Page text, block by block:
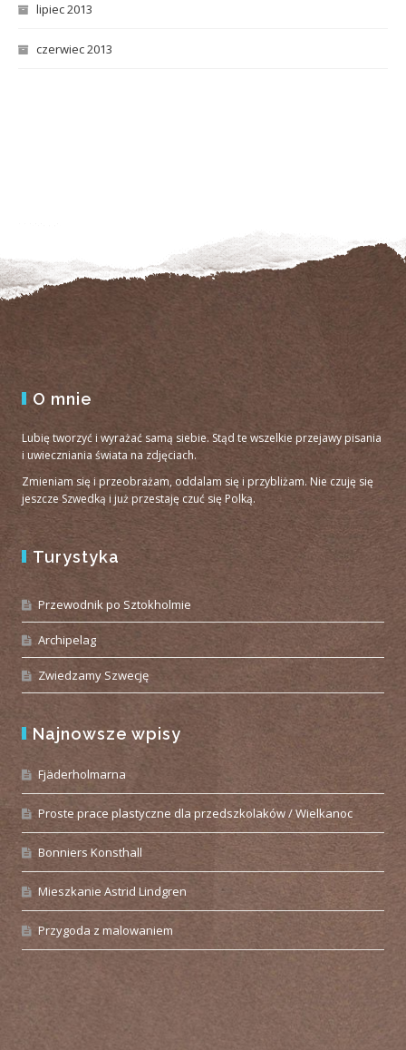
lipiec 2013
czerwiec 2013
O mnie
Lubię tworzyć i wyrażać samą siebie. Stąd te wszelkie przejawy pisania
i uwieczniania świata na zdjęciach.
Zmieniam się i przeobrażam, oddalam się i przybliżam. Nie czuję się
jeszcze Szwedką i już przestaję czuć się Polką.
Turystyka
Przewodnik po Sztokholmie
Archipelag
Zwiedzamy Szwecję
Najnowsze wpisy
Fjäderholmarna
Proste prace plastyczne dla przedszkolaków / Wielkanoc
Bonniers Konsthall
Mieszkanie Astrid Lindgren
Przygoda z malowaniem